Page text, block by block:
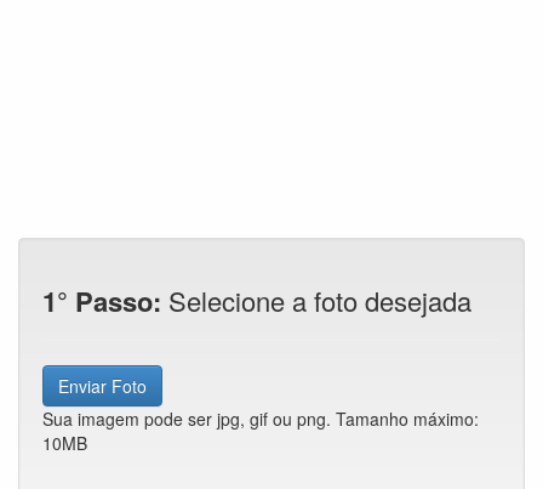
1° Passo: Selecione a foto desejada
Enviar Foto
Sua imagem pode ser jpg, gif ou png. Tamanho máximo:
10MB